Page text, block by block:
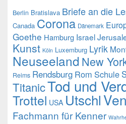
Berlin Bratislava Briefe an die
Canada Corona Dänemark
Goethe Hamburg Israel
Kunst Köln Luxemburg Lyrik
Neuseeland New
Reims Rendsburg Rom Schule
TitanicTod und
Trottel USA Utschl
Fachmann für Kenner